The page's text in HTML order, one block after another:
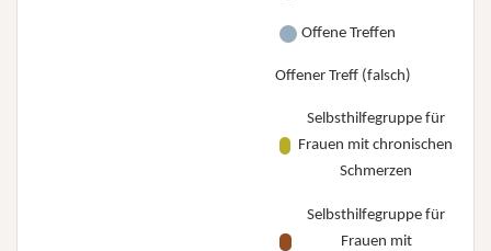
Offene Treffen
Offener Treff (falsch)
Selbsthilfegruppe für
Frauen mit chronischen
Schmerzen
Selbsthilfegruppe für
Frauen mit